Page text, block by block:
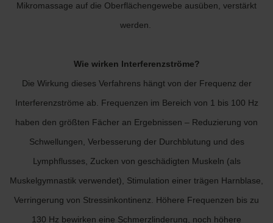
Mikromassage auf die Oberflächengewebe ausüben, verstärkt
werden.
Wie wirken Interferenzströme?
Die Wirkung dieses Verfahrens hängt von der Frequenz der
Interferenzströme ab. Frequenzen im Bereich von 1 bis 100 Hz
haben den größten Fächer an Ergebnissen – Reduzierung von
Schwellungen, Verbesserung der Durchblutung und des
Lymphflusses, Zucken von geschädigten Muskeln (als
Muskelgymnastik verwendet), Stimulation einer trägen Harnblase,
Verringerung von Stressinkontinenz. Höhere Frequenzen bis zu
130 Hz bewirken eine Schmerzlinderung, noch höhere